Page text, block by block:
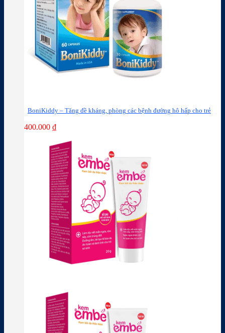
BoniKiddy – Tăng đề kháng, phòng các bệnh đường hô hấp cho trẻ
400.000 ₫